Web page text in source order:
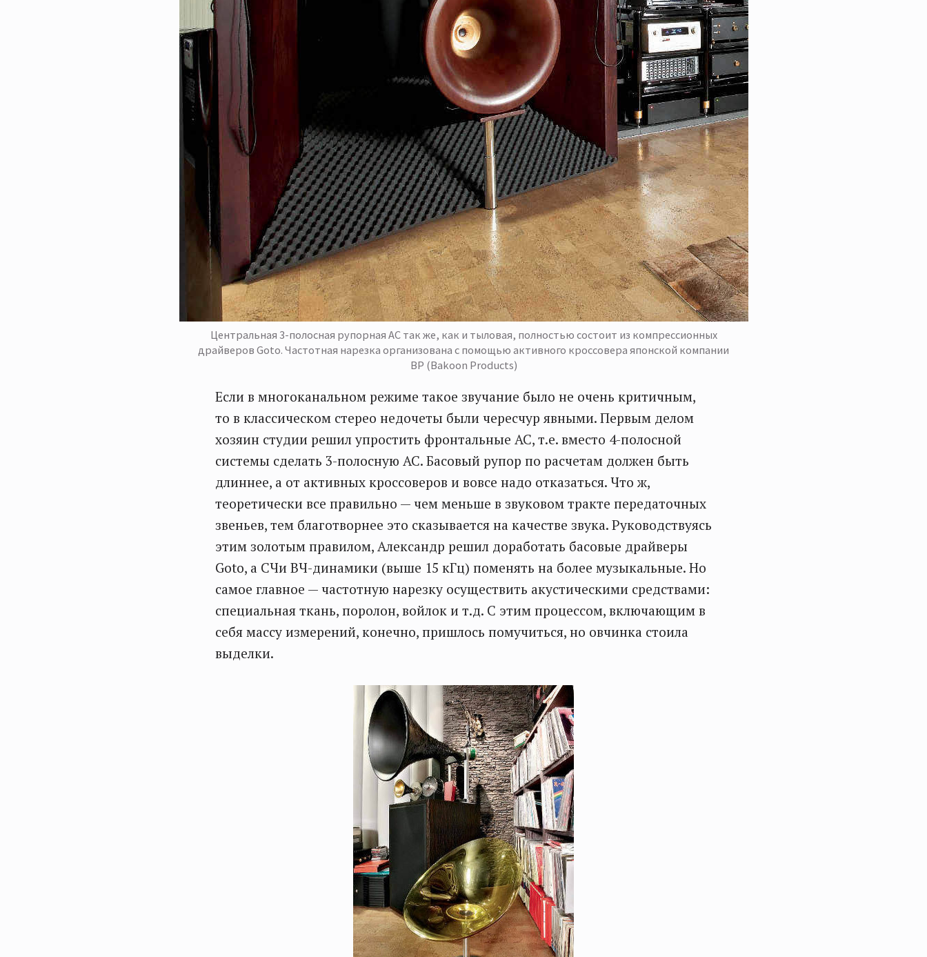
Центральная 3-полосная рупорная АС так же, как и тыловая, полностью состоит из компрессионных
драйверов Goto. Частотная нарезка организована с помощью активного кроссовера японской компании
ВР (Bakoon Products)
Если в многоканальном режиме такое звучание было не очень критичным,
то в классическом стерео недочеты были чересчур явными. Первым делом
хозяин студии решил упростить фронтальные АС, т.е. вместо 4-полосной
системы сделать 3-полосную АС. Басовый рупор по расчетам должен быть
длиннее, а от активных кроссоверов и вовсе надо отказаться. Что ж,
теоретически все правильно — чем меньше в звуковом тракте передаточных
звеньев, тем благотворнее это сказывается на качестве звука. Руководствуясь
этим золотым правилом, Александр решил доработать басовые драйверы
Goto, а СЧи ВЧ-динамики (выше 15 кГц) поменять на более музыкальные. Но
самое главное — частотную нарезку осуществить акустическими средствами:
специальная ткань, поролон, войлок и т.д. С этим процессом, включающим в
себя массу измерений, конечно, пришлось помучиться, но овчинка стоила
выделки.